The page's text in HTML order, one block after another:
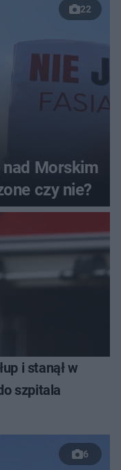
22
nad Morskim
czy nie?
i stanął w
szpitala
6